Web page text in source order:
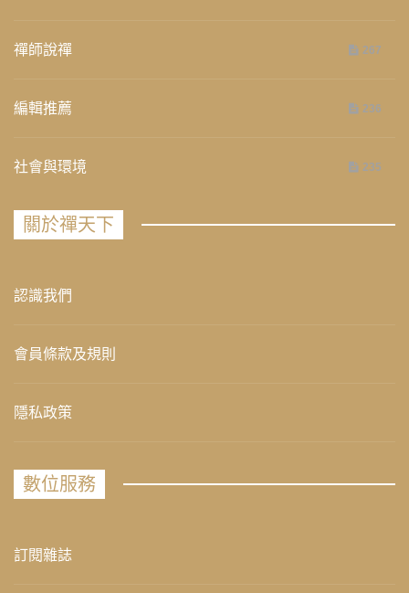
禪師說禪 267
編輯推薦 236
社會與環境 235
關於禪天下
認識我們
會員條款及規則
隱私政策
數位服務
訂閱雜誌